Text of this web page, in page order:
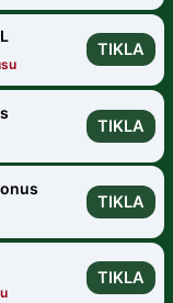
TIKLA
TIKLA
TIKLA
TIKLA